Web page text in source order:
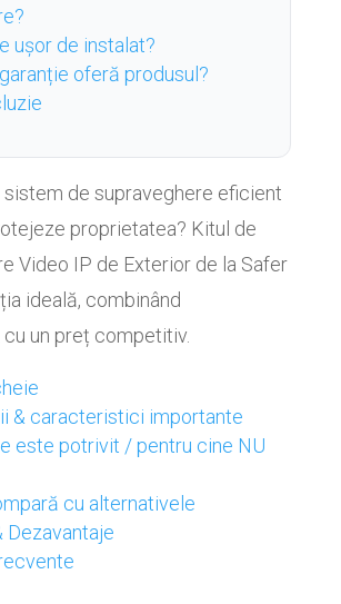
ușor de instalat?
oferă produsul?
sistem de supraveghere eficient
proprietatea? Kitul de
Video IP de Exterior de la Safer
ideală, combinând
un preț competitiv.
& caracteristici importante
este potrivit / pentru cine NU
cu alternativele
Dezavantaje